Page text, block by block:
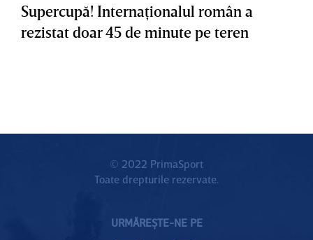
Supercupă! Internaţionalul român a
rezistat doar 45 de minute pe teren
© 2022 PrimaSport
Toate drepturile rezervate.
URMĂREȘTE-NE PE